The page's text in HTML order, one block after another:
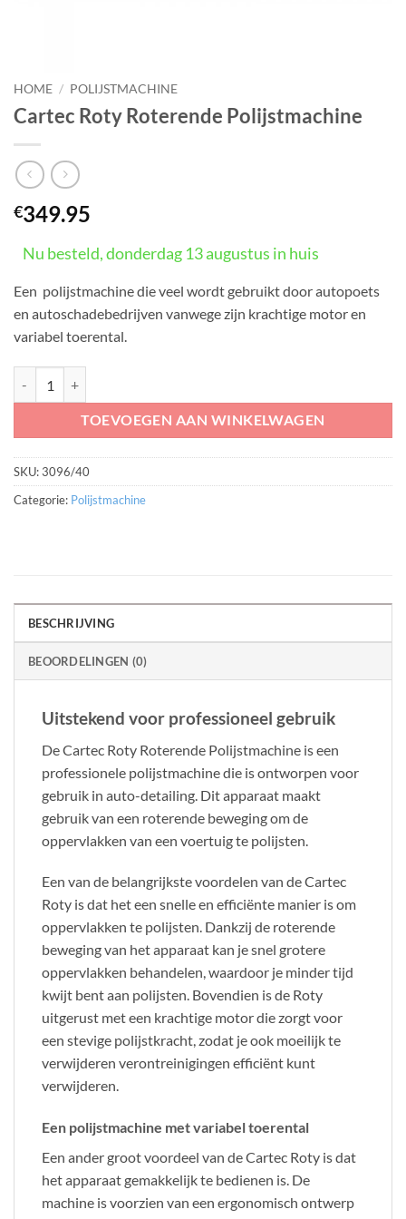
HOME / POLIJSTMACHINE
Cartec Roty Roterende Polijstmachine
€349.95
Nu besteld, donderdag 13 augustus in huis
Een polijstmachine die veel wordt gebruikt door autopoets
en autoschadebedrijven vanwege zijn krachtige motor en
variabel toerental.
TOEVOEGEN AAN WINKELWAGEN
SKU:3096/40
Categorie: Polijstmachine
BESCHRIJVING
BEOORDELINGEN (0)
Uitstekend voor professioneel gebruik
De Cartec Roty Roterende Polijstmachine is een
professionele polijstmachine die is ontworpen voor
gebruik in auto-detailing. Dit apparaat maakt
gebruik van een roterende beweging om de
oppervlakken van een voertuig te polijsten.
Een van de belangrijkste voordelen van de Cartec
Roty is dat het een snelle en efficiënte manier is om
oppervlakken te polijsten. Dankzij de roterende
beweging van het apparaat kan je snel grotere
oppervlakken behandelen, waardoor je minder tijd
kwijt bent aan polijsten. Bovendien is de Roty
uitgerust met een krachtige motor die zorgt voor
een stevige polijstkracht, zodat je ook moeilijk te
verwijderen verontreinigingen efficiënt kunt
verwijderen.
Een polijstmachine met variabel toerental
Een ander groot voordeel van de Cartec Roty is dat
het apparaat gemakkelijk te bedienen is. De
machine is voorzien van een ergonomisch ontwerp